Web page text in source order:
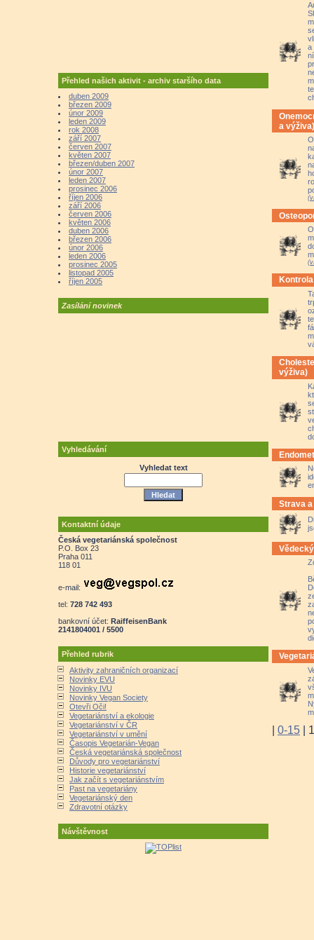
Přehled našich aktivit - archiv staršího data
duben 2009
březen 2009
únor 2009
leden 2009
rok 2008
září 2007
červen 2007
květen 2007
březen/duben 2007
únor 2007
leden 2007
prosinec 2006
říjen 2006
září 2006
červen 2006
květen 2006
duben 2006
březen 2006
únor 2006
leden 2006
prosinec 2005
listopad 2005
říjen 2005
Zasílání novinek
Vyhledávání
Vyhledat text
Kontaktní údaje
Česká vegetariánská společnost
P.O. Box 23
Praha 011
118 01
e-mail:
tel: 728 742 493
bankovní účet: RaiffeisenBank
2141804001 / 5500
Přehled rubrik
Aktivity zahraničních organizací
Novinky EVU
Novinky IVU
Novinky Vegan Society
Otevři Oči!
Vegetariánství a ekologie
Vegetariánství v ČR
Vegetariánství v umění
Časopis Vegetarián-Vegan
Česká vegetariánská společnost
Důvody pro vegetariánství
Historie vegetariánství
Jak začít s vegetariánstvím
Past na vegetariány
Vegetariánský den
Zdravotní otázky
Návštěvnost
a
a výživa)
výživa)
Strava
0-15